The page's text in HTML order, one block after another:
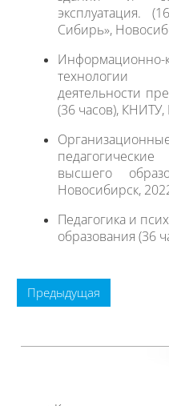
эксплуатация.
Сибирь»,
Информационно-
технологии
деятельности
(36 часов), КНИТУ,
высшего
Новосибирск,
Педагогика и
образования (36
Предыдущая